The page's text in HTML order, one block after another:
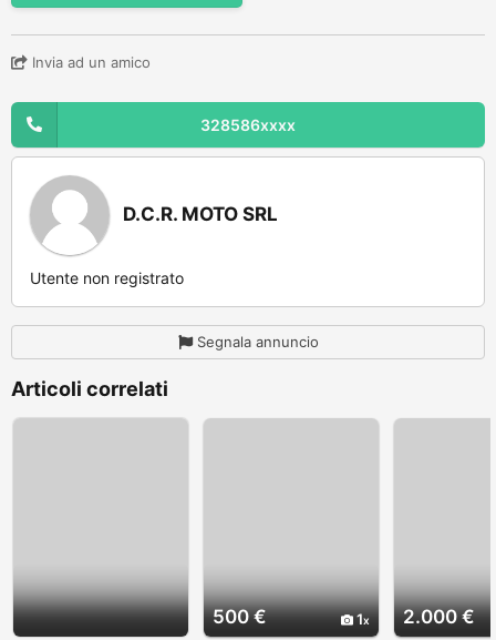
Invia ad un amico
328586xxxx
D.C.R. MOTO SRL
Utente non registrato
Segnala annuncio
Articoli correlati
500 € 1 2.000 €